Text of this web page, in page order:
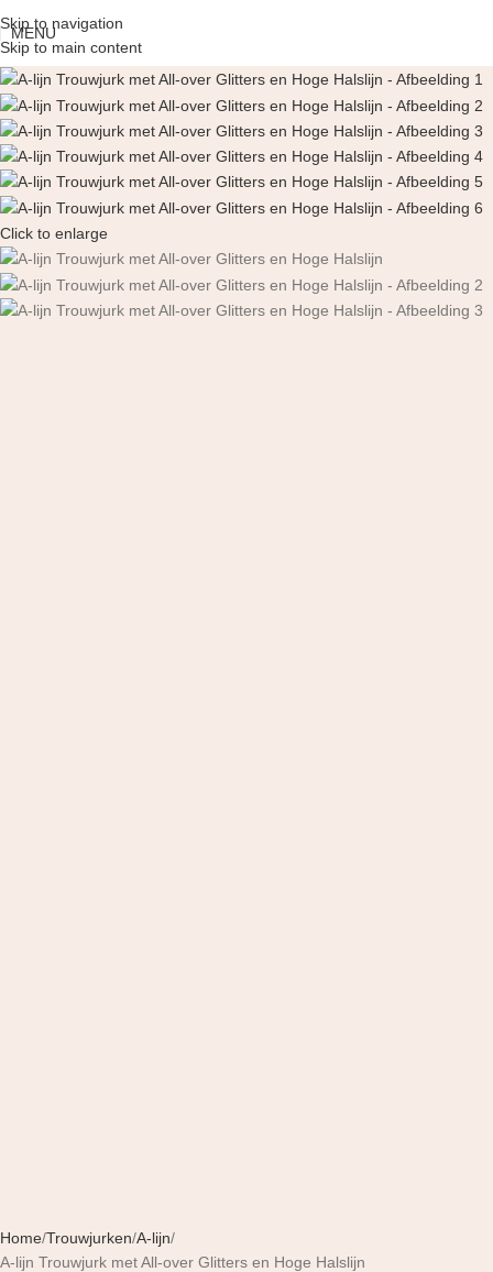
Skip to navigation
Skip to main content
MENU
Click to enlarge
Home Trouwjurken A-lijn
A-lijn Trouwjurk met All-over Glitters en Hoge Halslijn